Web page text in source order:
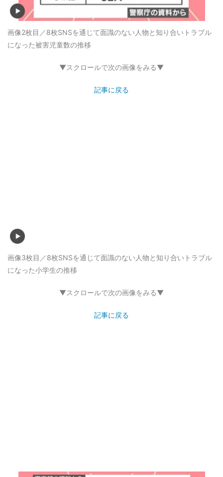
画像2枚目／8枚SNSを通じて面識のない人物と知り合いトラブル
になった被害児童数の推移
▼スクロールで次の画像をみる▼
記事に戻る